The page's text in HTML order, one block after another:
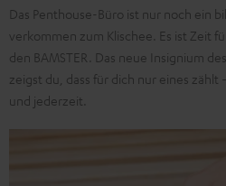
Das Penthouse-Büro ist nur noch ein
verkommen zum Klischee. Es ist Zeit
den BAMSTER. Das neue Insignium
zeigst du, dass für dich nur eines
und jederzeit.